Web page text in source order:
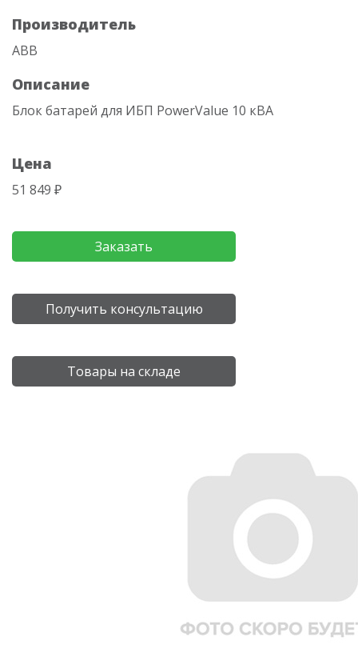
Производитель
ABB
Описание
Блок батарей для ИБП PowerValue 10 кВА
Цена
51 849 ₽
Заказать
Получить консультацию
Товары на складе